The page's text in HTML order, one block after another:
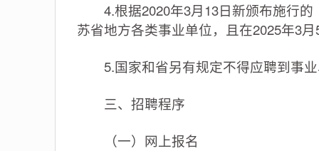
4.根据2020年3月13日新颁布施行的
苏省地方各类事业单位，且在2025年3
5.国家和省另有规定不得应聘到事业
三、招聘程序
（一）网上报名